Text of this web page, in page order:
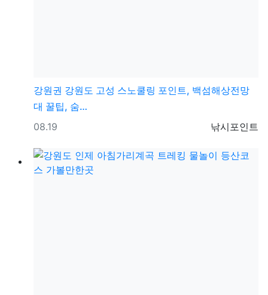
강원권 강원도 고성 스노쿨링 포인트, 백섬해상전망
대 꿀팁, 숨…
등록자
낚시포인트
등록일
08.19